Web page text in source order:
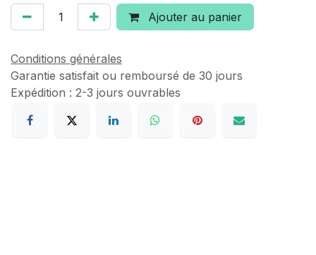
Ajouter au panier
Conditions générales
Garantie satisfait ou remboursé de 30 jours
Expédition : 2-3 jours ouvrables